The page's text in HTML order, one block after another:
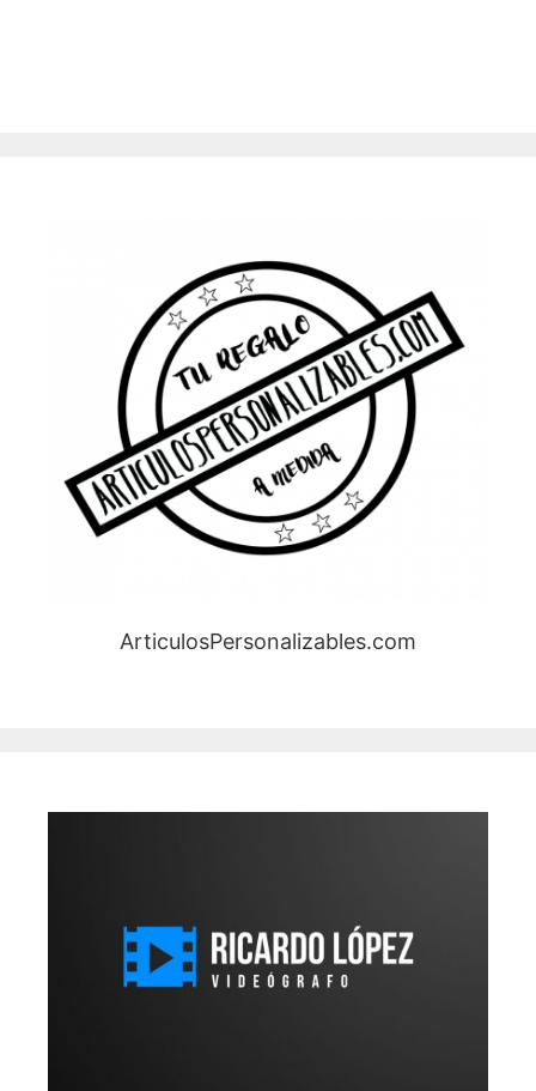
ArticulosPersonalizables.com